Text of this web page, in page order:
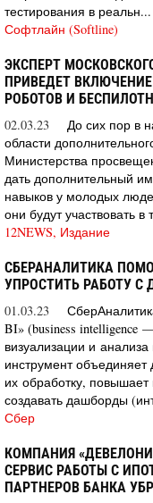
тестирования в реальн...
Софтлайн (Softline)
ЭКСПЕРТ
ПРИВЕДЕТ
РОБОТОВ И
02.03.23
До сих пор в
области
Министерства
дать дополнительный
навыков у молодых
они будут участвовать
12NEWS, Издание
СБЕРАНАЛИТИКА
УПРОСТИТЬ РАБОТУ
01.03.23
BI» (business intelligence
визуализации и
инструмент
их обработку, повышает
создавать дашборды
Сбер
КОМПАНИЯ
СЕРВИС РАБОТЫ С
ПАРТНЕРОВ БАНКА